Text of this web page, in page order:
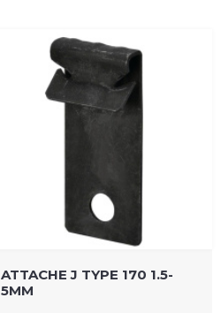
ATTACHE J TYPE 170 1.5-
5MM